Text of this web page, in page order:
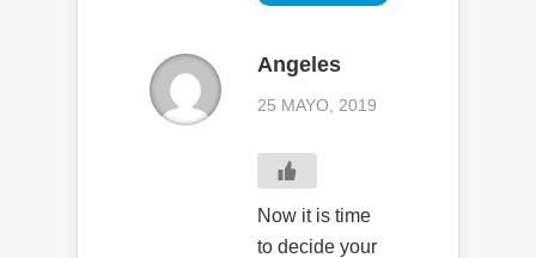
Angeles
25 MAYO, 2019
Now it is time
to decide your